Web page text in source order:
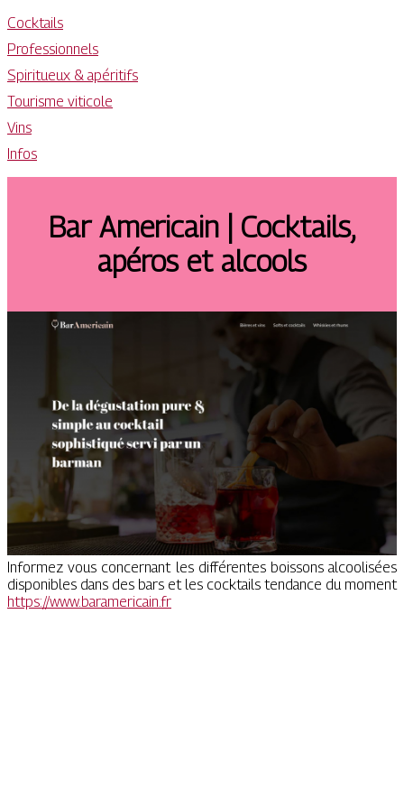
Cocktails
Professionnels
Spiritueux & apéritifs
Tourisme viticole
Vins
Infos
Bar Americain | Cocktails,
apéros et alcools
Informez vous concernant les différentes boissons alcoolisées
disponibles dans des bars et les cocktails tendance du moment
https://www.baramericain.fr